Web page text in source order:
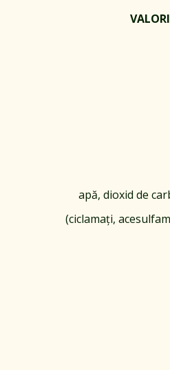
apă, dioxid de
(ciclamați,